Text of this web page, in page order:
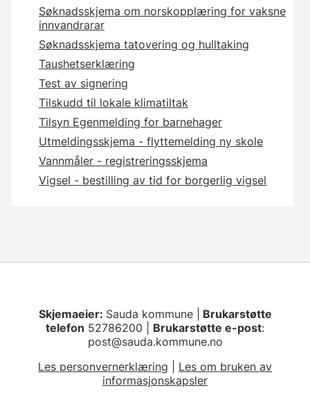
Søknadsskjema om norskopplæring for vaksne
innvandrarar
Søknadsskjema tatovering og hulltaking
Taushetserklæring
Test av signering
Tilskudd til lokale klimatiltak
Tilsyn Egenmelding for barnehager
Utmeldingsskjema - flyttemelding ny skole
Vannmåler - registreringsskjema
Vigsel - bestilling av tid for borgerlig vigsel
Skjemaeier: Sauda kommune |
Brukarstøtte
telefon 52786200 | Brukarstøtte e-post:
post@sauda.kommune.no
Les personvernerklæring
Les om bruken av
informasjonskapsler